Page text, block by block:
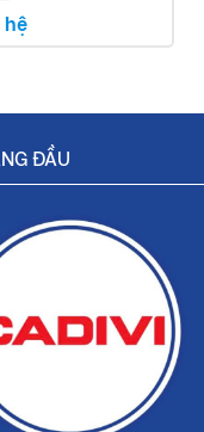
ĐẦU